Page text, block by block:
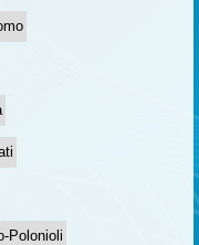
Polonioli